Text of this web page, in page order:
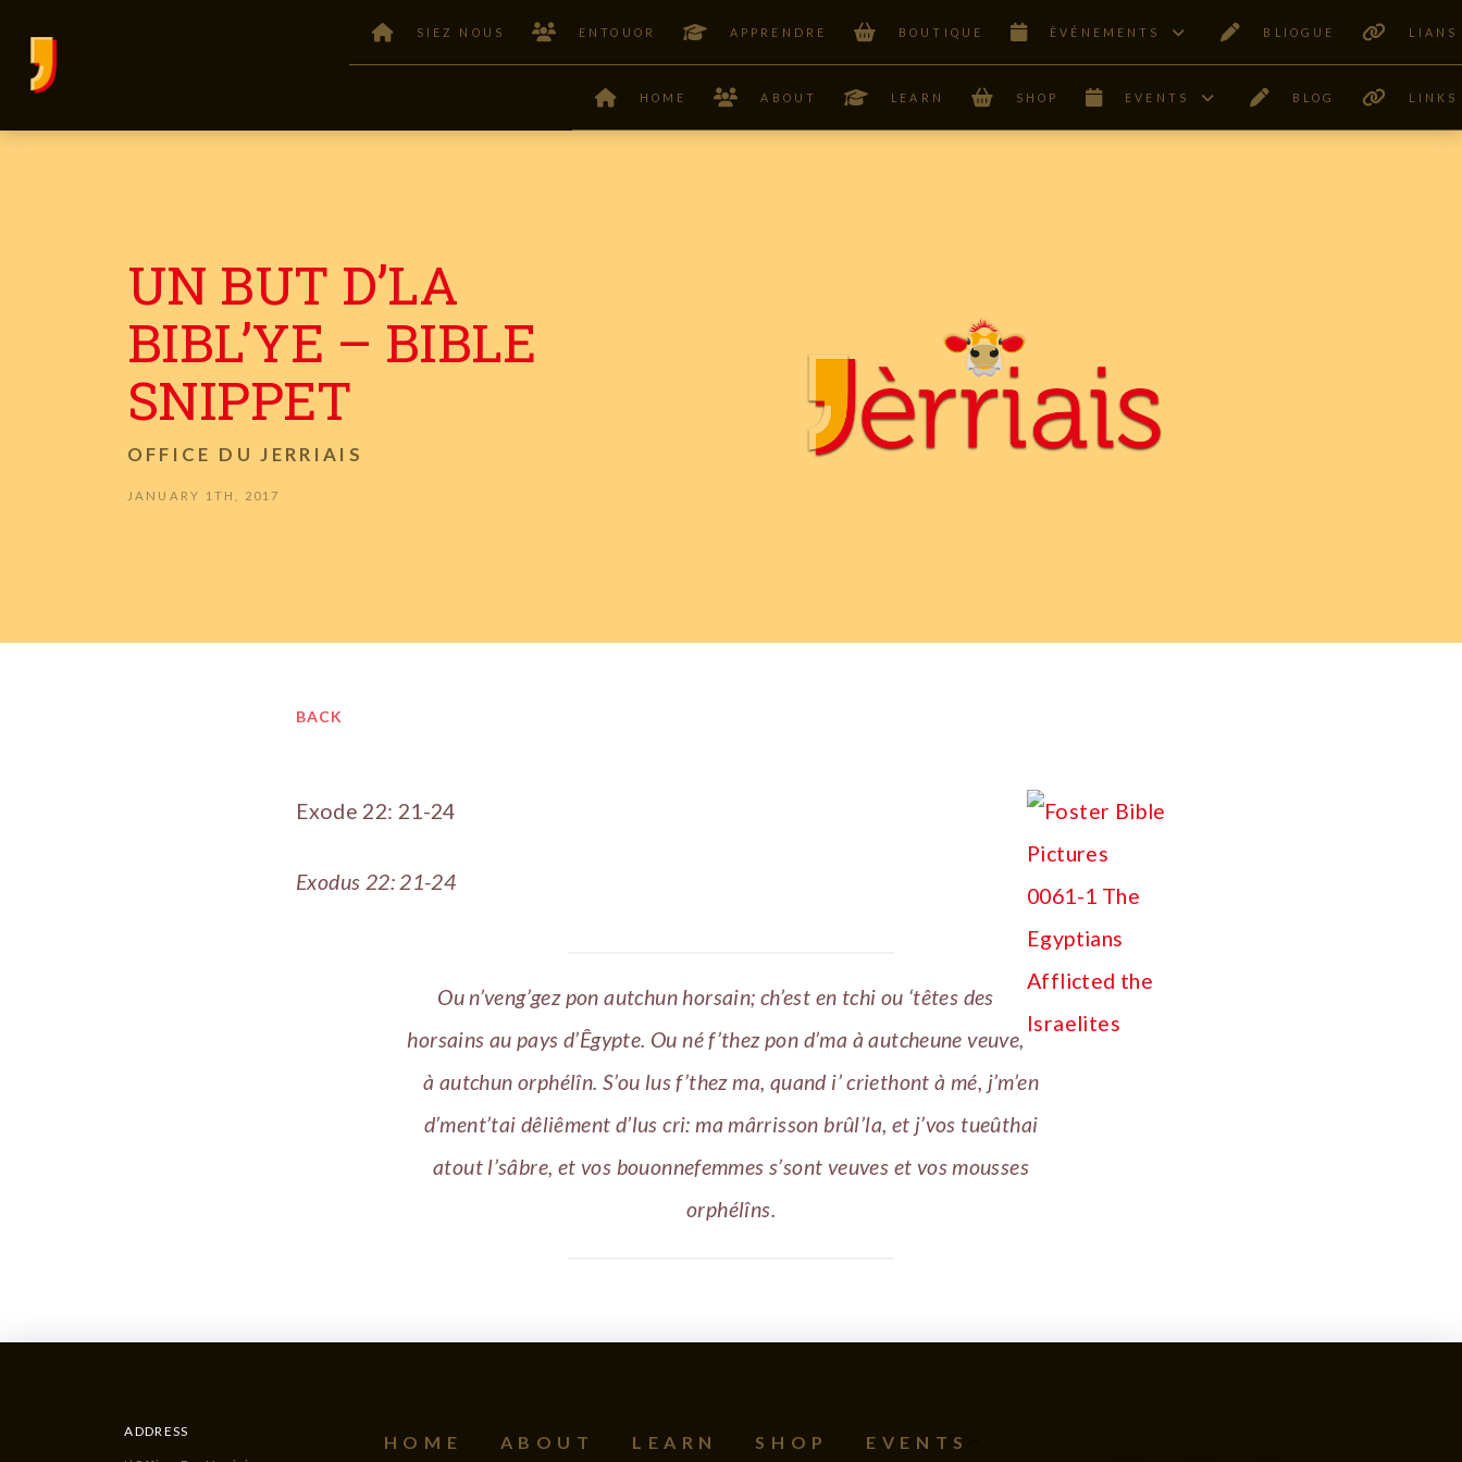
SIEZ NOUS ENTOUOR APPRENDRE BOUTIQUE ÊVÉNEMENTS BLIOGUE LIANS
HOME ABOUT LEARN SHOP EVENTS BLOG LINKS
UN BUT D’LA
BIBL’YE – BIBLE
SNIPPET
OFFICE DU JERRIAIS
JANUARY 1TH, 2017
BACK
Exode 22: 21-24
Exodus 22: 21-24
Ou n’veng’gez pon autchun horsain; ch’est en tchi ou ‘têtes des
horsains au pays d’Êgypte. Ou né f’thez pon d’ma à autcheune veuve,
à autchun orphélîn. S’ou lus f’thez ma, quand i’ criethont à mé, j’m’en
d’ment’tai dêliêment d’lus cri: ma mârrisson brûl’la, et j’vos tueûthai
atout l’sâbre, et vos bouonnefemmes s’sont veuves et vos mousses
orphélîns.
ADDRESS
HOME ABOUT LEARN SHOP EVENTS